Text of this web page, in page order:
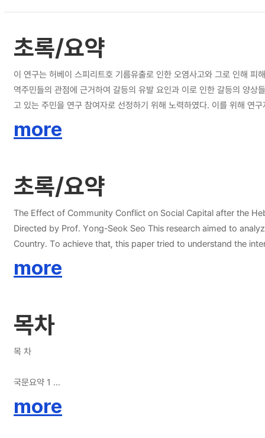
초록/요약
이 연구는 허베이 스피리트호 기름유출로 인한 오염사고와 그로 인해
역주민들의 관점에 근거하여 갈등의 유발 요인과 이로 인한 갈등의 양상들을 파악하고 이를 근거로 이론
고 있는 주민을 연구 참여자로 선정하기 위해 노력하였다. 이를 위해 연
다. 개방코딩 결과, 허베이 스피리트호 기름유출사건의 복구 과정에서 피해자들이 겪은 주민 간 갈등 양상 및 구조와 관련된 개념과 범주는 줄 단위 분석을 통해 원자료로부터 38개의 개념을 도출하였고, 12개의 하위범주들 중에서 유사하
노력” 그리고 “자원봉사자들의 노력”이었다. 참여자들이 현상에 대응하는 전략은 “생존 투쟁”으로 드러났고
사고의 발생’ 그 자체였다. 이 원인은 ‘삼성과 정부의 미온적 대응’이라
자들이 ‘생존 투쟁’이라는 전략을 취하게끔 만들었다. 하지만 생존 투
을 공동체가 가지고 있었던 ‘신뢰’라는 사회적 자본에 손상을 가한 것으로
more
초록/요약
The Effect of Community Conflict on Social Capital after the Hebei spirit oil Spill Accident : A
Directed by Prof. Yong-Seok Seo This research aimed to analyze the effects of disaster to a community’s social capital on the basis of Hebei Spirit’s Oil leakage accident and its victims living in Taean-gun
Country. To achieve that, this paper tried to understand the
selection was performed by visiting the objective region and
were come out. 38 notions and 12 sub categories were
Strauss & Corbin(1998). The phenomenon drawn out from
oil leakage. The contextual condition was “lukewarm reaction
participant’s community was ‘the occurrence of the accident’
conflicts into residents, and finally it decreased trust among
more
목차
목 차
국문요약 1
제 1절. 연구의 배경 3
more